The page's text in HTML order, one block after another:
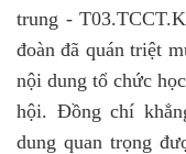
trung -
đoàn đã quán triệt
nội dung tổ chức
hội. Đồng chí
dung quan trọng